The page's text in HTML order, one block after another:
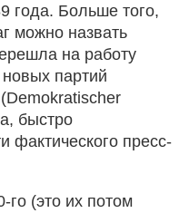
года. Больше того,
можно назвать
на работу
партий
быстро
фактического пресс-
(это их потом